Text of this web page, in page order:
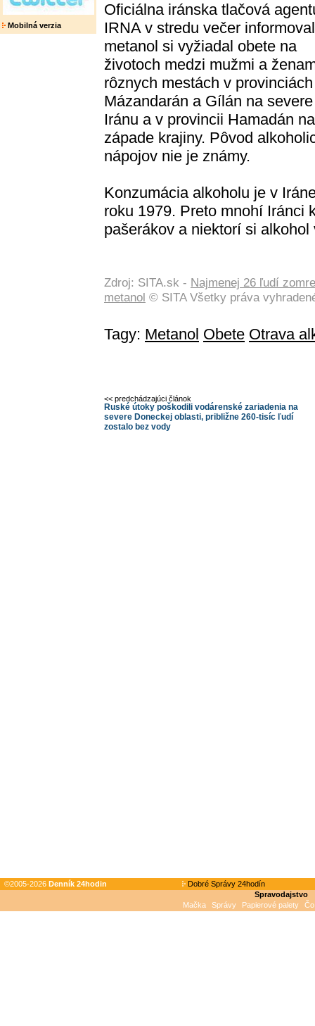
Mobilná verzia
Oficiálna iránska tlačová
IRNA v stredu večer
metanol si vyžiadal obete na
životoch medzi mužmi a
rôznych mestách v provinciách
Mázandarán a Gílán na severe
Iránu a v provincii Hamadán na
západe krajiny. Pôvod
nápojov nie je známy.
Konzumácia alkoholu je v
roku 1979. Preto mnohí Iránci
pašerákov a niektorí si
Zdroj: SITA.sk - Najmenej 26 ľudí
metanol © SITA Všetky práva
Tagy: Metanol Obete Otrava
<< predchádzajúci článok
Ruské útoky poškodili vodárenské zariadenia na
severe Doneckej oblasti, približne 260-tisíc ľudí
zostalo bez vody
©2005-2026 Denník 24hodin
Dobré Správy 24hodín
Spravodajstvo
Mačka
Správy Papierové palety